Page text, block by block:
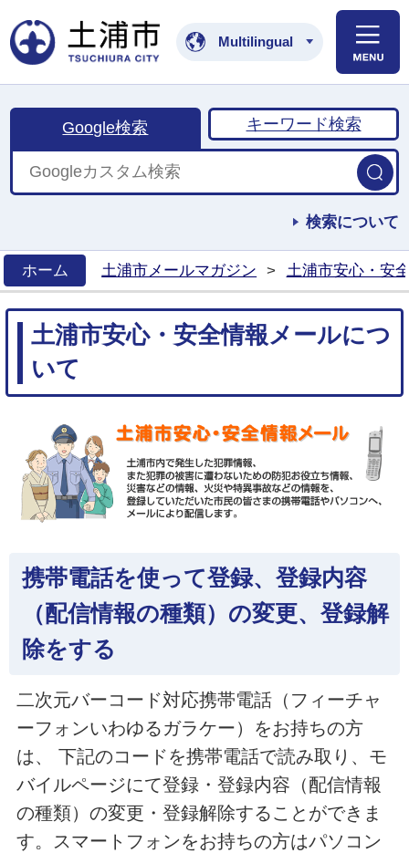
土浦市公式ホームペ
Multilingual
Google検索 キーワード検索
検索について
ホーム
土浦市メールマガジン > 土浦市安心・安
土浦市安心・安全情報メールにつ
いて
携帯電話を使って登録、登録内容
（配信情報の種類）の変更、登録解
除をする
二次元バーコード対応携帯電話（フィーチャ
ーフォンいわゆるガラケー）をお持ちの方
は、 下記のコードを携帯電話で読み取り、モ
バイルページにて登録・登録内容（配信情報
の種類）の変更・登録解除することができま
す。スマートフォンをお持ちの方はパソコン